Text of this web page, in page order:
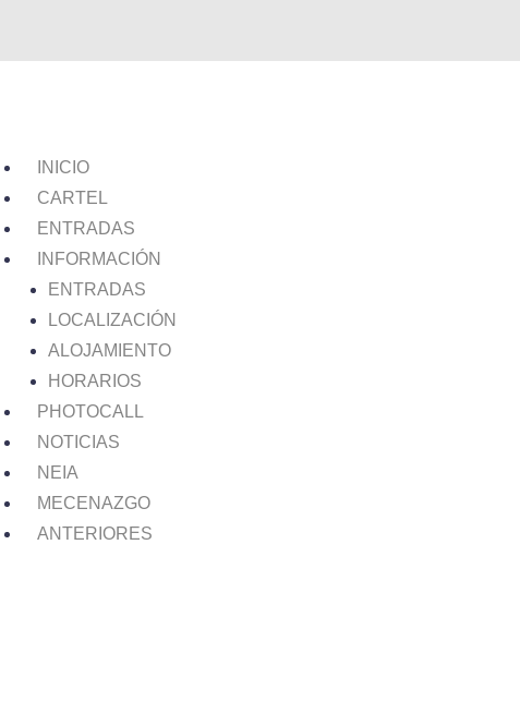
INICIO
CARTEL
ENTRADAS
INFORMACIÓN
ENTRADAS
LOCALIZACIÓN
ALOJAMIENTO
HORARIOS
PHOTOCALL
NOTICIAS
NEIA
MECENAZGO
ANTERIORES